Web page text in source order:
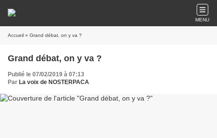
MENU
Accueil » Grand débat, on y va ?
Grand débat, on y va ?
Publié le 07/02/2019 à 07:13
Par La voix de NOSTERPACA